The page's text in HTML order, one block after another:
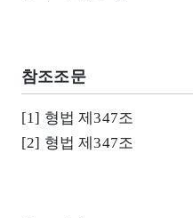
참조조문
[1] 형법 제347조
[2] 형법 제347조